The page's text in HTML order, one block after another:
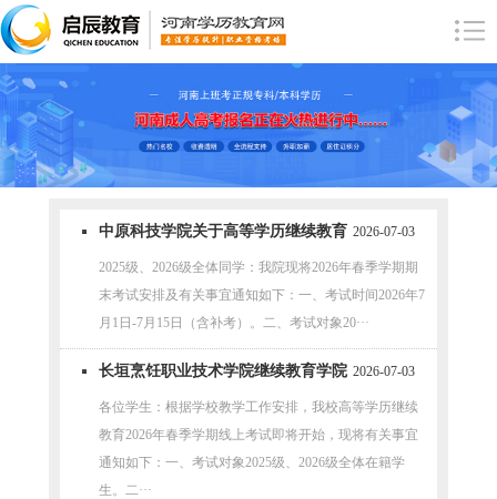
2026-07-03
中原科技学院关于高等学历继续教育
2026年春季学期期末考试的通知
2025级、2026级全体同学：我院现将2026年春季学期期
末考试安排及有关事宜通知如下：一、考试时间2026年7
月1日-7月15日（含补考）。二、考试对象20···
2026-07-03
长垣烹饪职业技术学院继续教育学院
关于2026年春季学期期末线上考试的
通知
各位学生：根据学校教学工作安排，我校高等学历继续
教育2026年春季学期线上考试即将开始，现将有关事宜
通知如下：一、考试对象2025级、2026级全体在籍学
生。二···